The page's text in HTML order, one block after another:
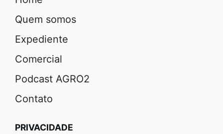
Quem somos
Expediente
Comercial
Podcast AGRO2
Contato
PRIVACIDADE